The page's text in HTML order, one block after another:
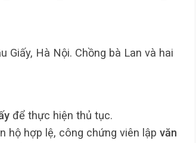
Giấy, Hà Nội. Chồng bà Lan và hai
để thực hiện thủ tục.
hộ hợp lệ, công chứng viên lập văn